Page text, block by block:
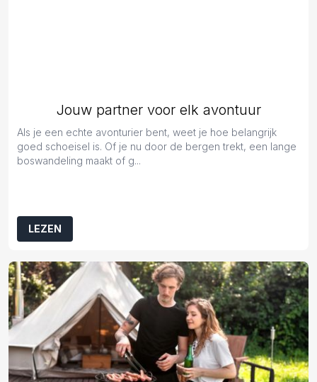
Jouw partner voor elk avontuur
Als je een echte avonturier bent, weet je hoe belangrijk
goed schoeisel is. Of je nu door de bergen trekt, een lange
boswandeling maakt of g...
LEZEN